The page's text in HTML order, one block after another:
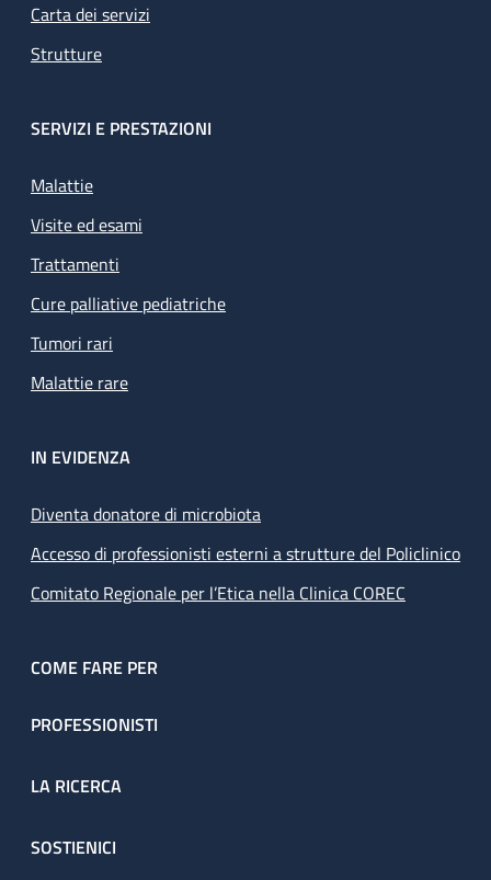
Carta dei servizi
Strutture
SERVIZI E PRESTAZIONI
Malattie
Visite ed esami
Trattamenti
Cure palliative pediatriche
Tumori rari
Malattie rare
IN EVIDENZA
Diventa donatore di microbiota
Accesso di professionisti esterni a strutture del Policlinico
Comitato Regionale per l’Etica nella Clinica COREC
COME FARE PER
PROFESSIONISTI
LA RICERCA
SOSTIENICI